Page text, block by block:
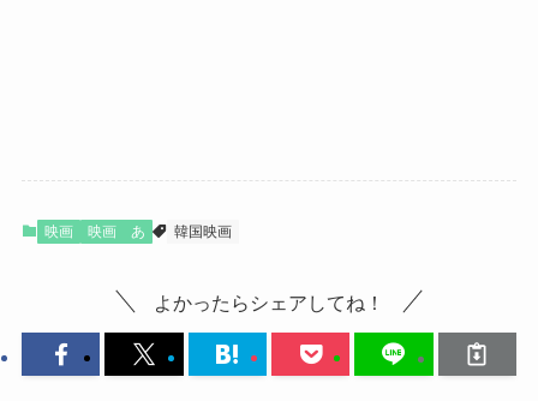
映画 映画 あ 韓国映画
よかったらシェアしてね！